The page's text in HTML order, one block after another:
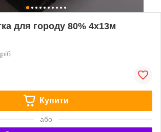
для городу 80% 4х13м
Купити
або